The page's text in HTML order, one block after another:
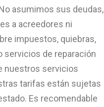
asumimos sus deudas,
a acreedores ni
impuestos, quiebras,
servicios de reparación
nuestros servicios
tarifas están sujetas
Es recomendable